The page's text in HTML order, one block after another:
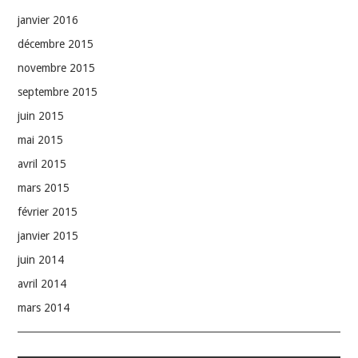
janvier 2016
décembre 2015
novembre 2015
septembre 2015
juin 2015
mai 2015
avril 2015
mars 2015
février 2015
janvier 2015
juin 2014
avril 2014
mars 2014